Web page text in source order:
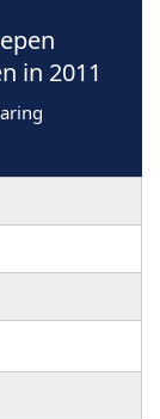
in 2011